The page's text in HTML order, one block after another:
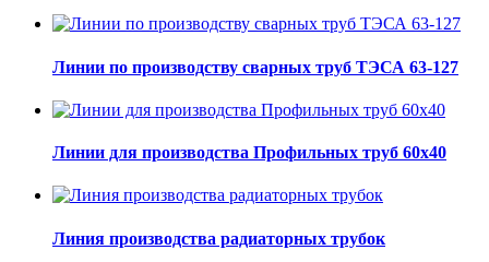
Линии по производству сварных труб ТЭСА 63-127
Линии для производства Профильных труб 60х40
Линия производства радиаторных трубок